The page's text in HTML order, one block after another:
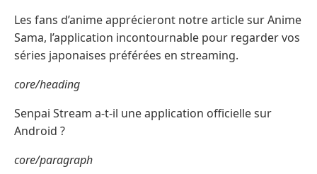
Les fans d’anime apprécieront notre article sur Anime
Sama, l’application incontournable pour regarder vos
séries japonaises préférées en streaming.
core/heading
Senpai Stream a-t-il une application officielle sur
Android ?
core/paragraph